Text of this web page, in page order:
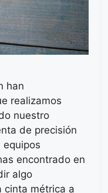
han
realizamos
nuestro
de precisión
encontrado en
algo
cinta métrica a